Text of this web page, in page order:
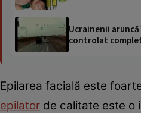
Ucrainenii
controlat
Epilarea facială este
epilator de calitate este o